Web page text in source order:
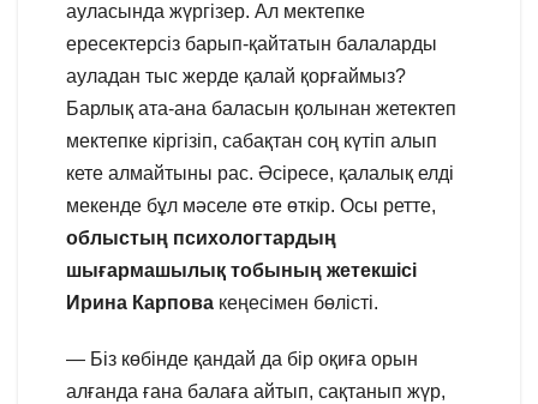
ауласында жүргізер. Ал мектепке
ересектерсіз барып-қайтатын балаларды
ауладан тыс жерде қалай қорғаймыз?
Барлық ата-ана баласын қолынан жетектеп
мектепке кіргізіп, сабақтан соң күтіп алып
кете алмайтыны рас. Әсіресе, қалалық елді
мекенде бұл мәселе өте өткір. Осы ретте,
облыстың психологтардың
шығармашылық тобының жетекшісі
Ирина Карпова кеңесімен бөлісті.
— Біз көбінде қандай да бір оқиға орын
алғанда ғана балаға айтып, сақтанып жүр,